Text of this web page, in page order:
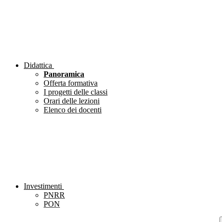
Didattica
Panoramica
Offerta formativa
I progetti delle classi
Orari delle lezioni
Elenco dei docenti
Investimenti
PNRR
PON